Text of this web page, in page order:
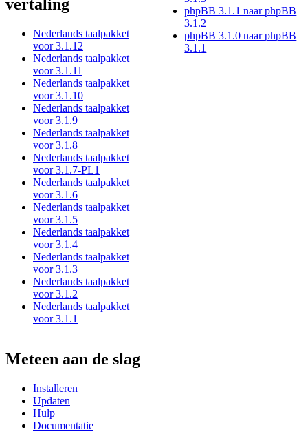
vertaling
Nederlands taalpakket
voor 3.1.12
Nederlands taalpakket
voor 3.1.11
Nederlands taalpakket
voor 3.1.10
Nederlands taalpakket
voor 3.1.9
Nederlands taalpakket
voor 3.1.8
Nederlands taalpakket
voor 3.1.7-PL1
Nederlands taalpakket
voor 3.1.6
Nederlands taalpakket
voor 3.1.5
Nederlands taalpakket
voor 3.1.4
Nederlands taalpakket
voor 3.1.3
Nederlands taalpakket
voor 3.1.2
Nederlands taalpakket
voor 3.1.1
phpBB 3.1.1 naar phpBB
3.1.2
phpBB 3.1.0 naar phpBB
3.1.1
Meteen aan de slag
Installeren
Updaten
Hulp
Documentatie